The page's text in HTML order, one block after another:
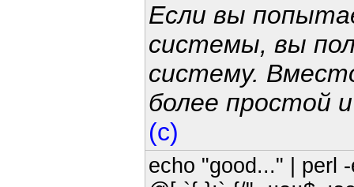
Если вы
системы, вы
систему.
более простой
(с)
echo "good..." | perl